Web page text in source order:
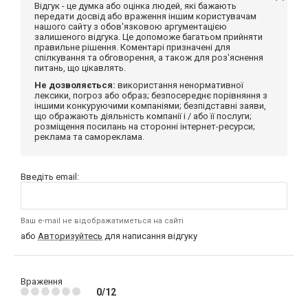
Відгук - це думка або оцінка людей, які бажають
передати досвід або враження іншим користувачам
нашого сайту з обов'язковою аргументацією
залишеного відгука. Це допоможе багатьом прийняти
правильне рішення. Коментарі призначені для
спілкування та обговорення, а також для роз'яснення
питань, що цікавлять.
Не дозволяється: використання ненормативної
лексики, погроз або образ; безпосереднє порівняння з
іншими конкуруючими компаніями; безпідставні заяви,
що ображають діяльність компанії і / або її послуги;
розміщення посилань на сторонні інтернет-ресурси;
реклама та самореклама.
Введіть email:
Ваш e-mail не відображатиметься на сайті
або Авторизуйтесь для написання відгуку
Враження
0/12